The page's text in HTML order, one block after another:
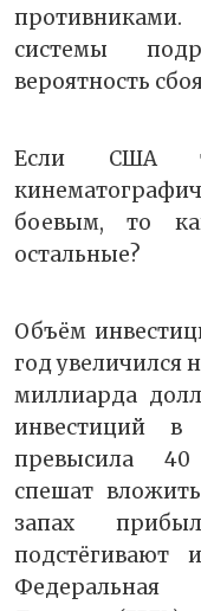
системы
вероятность
Если США
боевым, то
остальные?
Объём
год увеличился
миллиарда
инвестиций в
превысила
спешат
запах
подстёгивают
Федеральная